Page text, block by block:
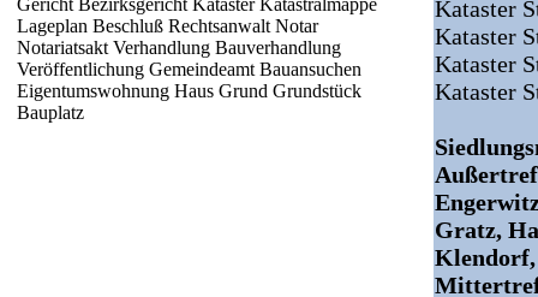
Gericht Bezirksgericht Kataster Katastralmappe
Lageplan Beschluß Rechtsanwalt Notar
Notariatsakt Verhandlung Bauverhandlung
Veröffentlichung Gemeindeamt Bauansuchen
Eigentumswohnung Haus Grund Grundstück
Bauplatz
Kataster
Kataster
Kataster
Kataster
Gratz,